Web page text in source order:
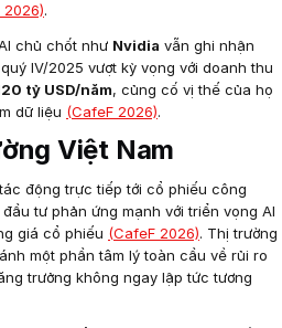
2026).
chủ chốt như Nvidia vẫn ghi nhận
IV/2025 vượt kỳ vọng với doanh thu
tỷ USD/năm, củng cố vị thế của họ
dữ liệu (CafeF 2026).
Việt Nam
động trực tiếp tới cổ phiếu công
tư phản ứng mạnh với triển vọng AI
giá cổ phiếu (CafeF 2026). Thị trường
một phần tâm lý toàn cầu về rủi ro
trưởng không ngay lập tức tương